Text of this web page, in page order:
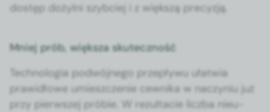
dostęp dożyl­ni szy­b­ciej i z więk­szą pre­cyzją.
Mniej prób, większa skuteczność
Tech­nolo­gia pod­wójnego przepły­wu ułatwia
praw­idłowe umieszcze­nie cewni­ka w naczyniu już
przy pier­wszej pró­bie. W rezulta­cie licz­ba nieu­